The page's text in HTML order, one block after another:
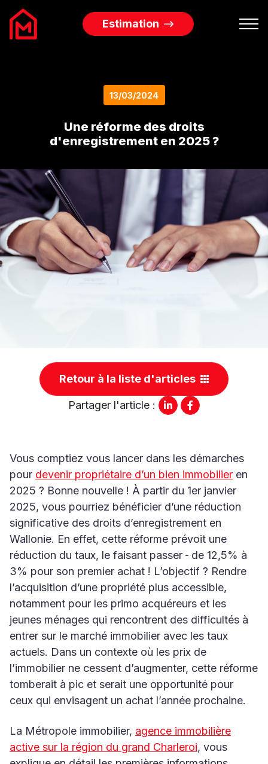
Services Immobiliers
L’agence
Blog
Contact
Estimation
13/03/2024
Une réforme des droits
d'enregistrement en 2025 ?
Retour à la liste d'articles
Partager l'article :
Vous comptiez vous lancer dans les démarches
pour devenir propriétaire d’un bien immobilier en
2025 ? Bonne nouvelle ! À partir du 1er janvier
2025, vous pourriez bénéficier d’une réduction
significative des droits d’enregistrement en
Wallonie. En effet, cette réforme prévoit une
réduction du taux, le faisant passer
de 12,5% à
3% pour son premier achat ! L’objectif ? Rendre
l’acquisition d’une propriété plus accessible,
notamment pour les primo acquéreurs et les
jeunes ménages qui rencontrent des difficultés à
entrer sur le marché immobilier avec les taux
actuels. Dans un contexte où les prix de
l’immobilier ne cessent d’augmenter, cette réforme
tomberait à pic et serait une opportunité pour
ceux qui envisagent un achat l’année prochaine.
La Métropole immobilier, agence immobilière
active sur la région du grand Charleroi, vous